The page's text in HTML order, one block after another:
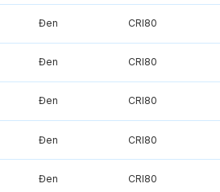
Đen CRI80
Đen CRI80
Đen CRI80
Đen CRI80
Đen CRI80